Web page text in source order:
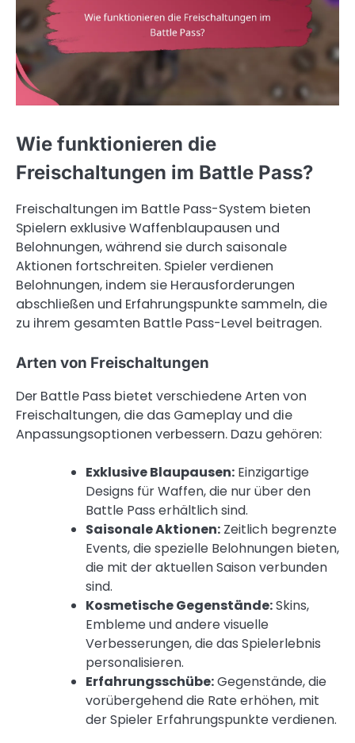
Wie funktionieren die
Freischaltungen im Battle Pass?
Freischaltungen im Battle Pass-System bieten
Spielern exklusive Waffenblaupausen und
Belohnungen, während sie durch saisonale
Aktionen fortschreiten. Spieler verdienen
Belohnungen, indem sie Herausforderungen
abschließen und Erfahrungspunkte sammeln, die
zu ihrem gesamten Battle Pass-Level beitragen.
Arten von Freischaltungen
Der Battle Pass bietet verschiedene Arten von
Freischaltungen, die das Gameplay und die
Anpassungsoptionen verbessern. Dazu gehören:
Exklusive Blaupausen: Einzigartige
Designs für Waffen, die nur über den
Battle Pass erhältlich sind.
Saisonale Aktionen: Zeitlich begrenzte
Events, die spezielle Belohnungen bieten,
die mit der aktuellen Saison verbunden
sind.
Kosmetische Gegenstände:Skins,
Embleme und andere visuelle
Verbesserungen, die das Spielerlebnis
personalisieren.
Erfahrungsschübe:Gegenstände, die
vorübergehend die Rate erhöhen, mit
der Spieler Erfahrungspunkte verdienen.